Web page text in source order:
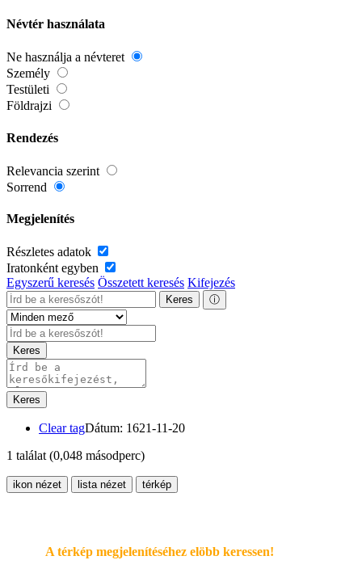
Névtér használata
Ne használja a névteret
Személy
Testületi
Földrajzi
Rendezés
Relevancia szerint
Sorrend
Megjelenítés
Részletes adatok
Iratonként egyben
Egyszerű keresés Összetett keresés Kifejezés
Keres ⓘ
Keres
Keres
Clear tagDátum: 1621-11-20
1 találat (0,048 másodperc)
ikon nézet lista nézet térkép
A térkép megjelenítéséhez elöbb keressen!